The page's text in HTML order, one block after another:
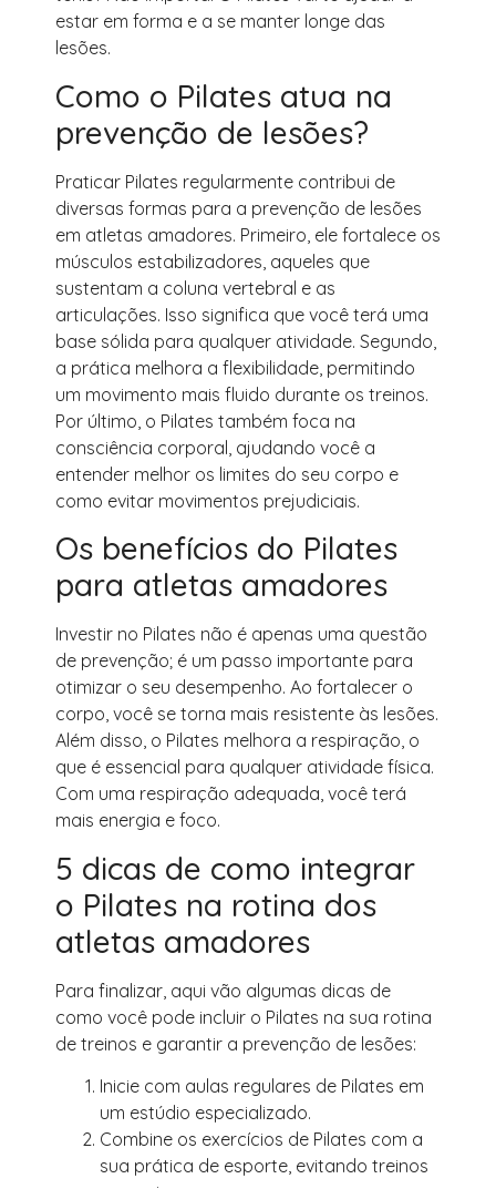
estar em forma e a se manter longe das
lesões.
Como o Pilates atua na
prevenção de lesões?
Praticar Pilates regularmente contribui de
diversas formas para a prevenção de lesões
em atletas amadores. Primeiro, ele fortalece os
músculos estabilizadores, aqueles que
sustentam a coluna vertebral e as
articulações. Isso significa que você terá uma
base sólida para qualquer atividade. Segundo,
a prática melhora a flexibilidade, permitindo
um movimento mais fluido durante os treinos.
Por último, o Pilates também foca na
consciência corporal, ajudando você a
entender melhor os limites do seu corpo e
como evitar movimentos prejudiciais.
Os benefícios do Pilates
para atletas amadores
Investir no Pilates não é apenas uma questão
de prevenção; é um passo importante para
otimizar o seu desempenho. Ao fortalecer o
corpo, você se torna mais resistente às lesões.
Além disso, o Pilates melhora a respiração, o
que é essencial para qualquer atividade física.
Com uma respiração adequada, você terá
mais energia e foco.
5 dicas de como integrar
o Pilates na rotina dos
atletas amadores
Para finalizar, aqui vão algumas dicas de
como você pode incluir o Pilates na sua rotina
de treinos e garantir a prevenção de lesões:
Inicie com aulas regulares de Pilates em
um estúdio especializado.
Combine os exercícios de Pilates com a
sua prática de esporte, evitando treinos